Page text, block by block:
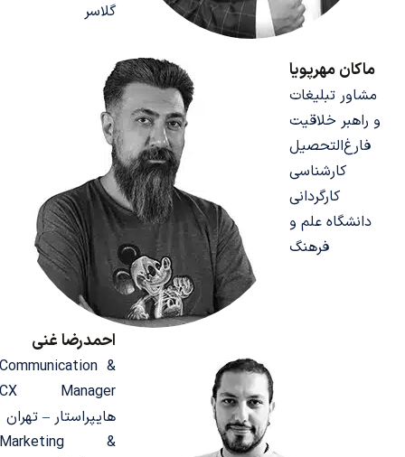
گلاسر
ماکان مهرپویا
مشاور تبلیغات
و راهبر خلاقیت
فارغ‌التحصیل
کارشناسی
کارگردانی
دانشگاه علم و
فرهنگ
احمدرضا غنی
Communication &
CX Manager
هایپراستار – تهران
Marketing &